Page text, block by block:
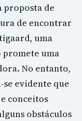
proposta de
de encontrar
uma
promete uma
No entanto,
evidente que
conceitos
obstáculos